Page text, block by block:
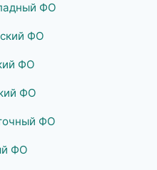
ФО
ФО
ФО
ФО
ФО
ФО